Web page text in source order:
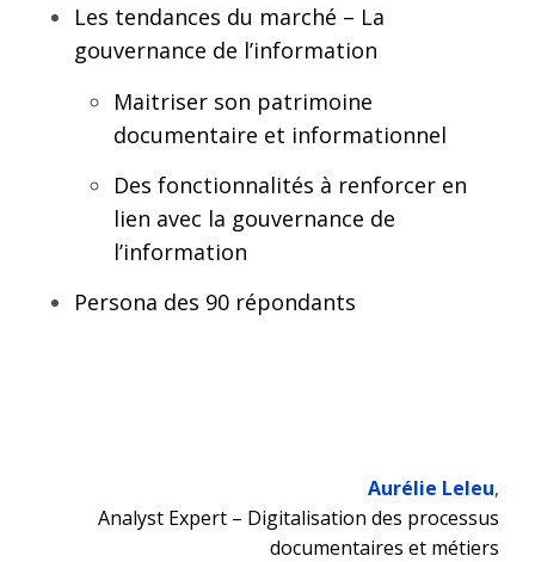
Les tendances du marché – La
gouvernance de l’information
Maitriser son patrimoine
documentaire et informationnel
Des fonctionnalités à renforcer en
lien avec la gouvernance de
l’information
Persona des 90 répondants
Aurélie Leleu,
Analyst Expert – Digitalisation des processus
documentaires et métiers